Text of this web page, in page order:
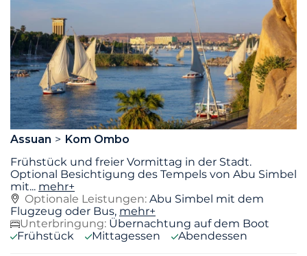
Assuan
Kom Ombo
Frühstück und freier Vormittag in der Stadt.
Optional Besichtigung des Tempels von Abu Simbel
mit... mehr+
Optionale Leistungen: Abu Simbel mit dem
Flugzeug oder Bus, mehr+
Unterbringung: Übernachtung auf dem Boot
Frühstück
Mittagessen Abendessen